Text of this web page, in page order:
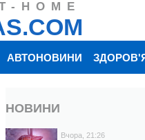
HOME
АВТОНОВИНИ
НОВИНИ
Вчора, 21:26